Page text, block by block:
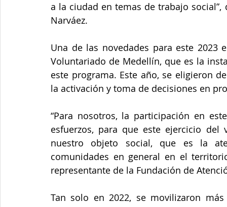
a la ciudad en temas de trabajo
Narváez.
Una de las novedades para este 2023
Voluntariado de Medellín, que es la
este programa. Este año, se eligieron
la activación y toma de decisiones en
“Para nosotros, la participación en
esfuerzos, para que este ejercicio
nuestro objeto social, que es la
comunidades en general en el
representante de la Fundación de
Tan solo en 2022, se movilizaron